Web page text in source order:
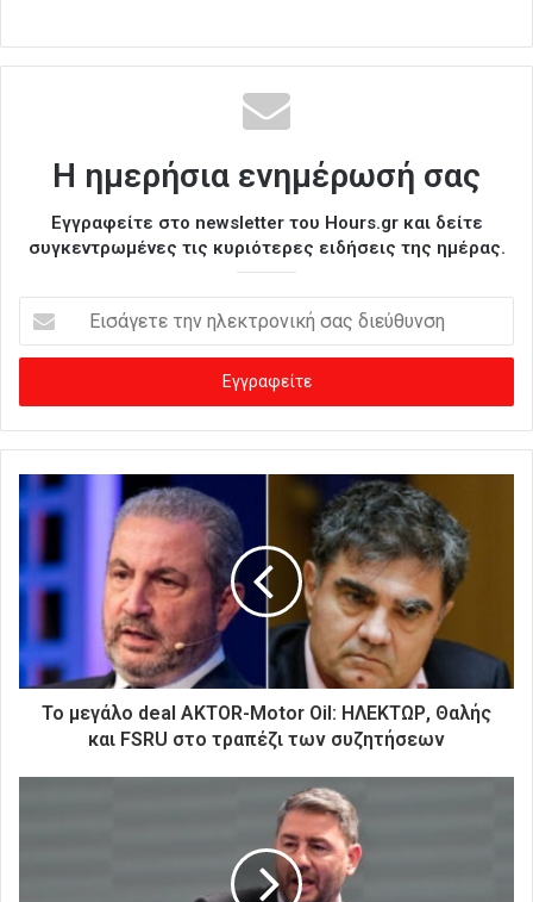
Η ημερήσια ενημέρωσή σας
Εγγραφείτε στο newsletter του Hours.gr και δείτε
συγκεντρωμένες τις κυριότερες ειδήσεις της ημέρας.
σ
γ
ε
ε
τ
η
κ
τ
Το μεγάλο deal AKTOR-Motor Oil: ΗΛΕΚΤΩΡ, Θαλής
και FSRU στο τραπέζι των συζητήσεων